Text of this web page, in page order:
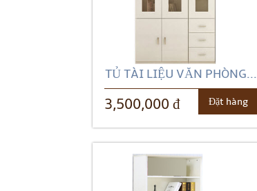
TỦ TÀI LIỆU VĂN PHÒNG...
3,500,000 đ Đặt hàng